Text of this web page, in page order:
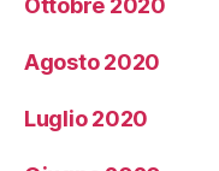
Ottobre 2020
Agosto 2020
Luglio 2020